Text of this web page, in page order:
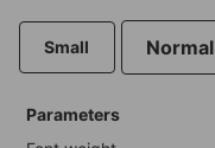
Small Normal
Parameters